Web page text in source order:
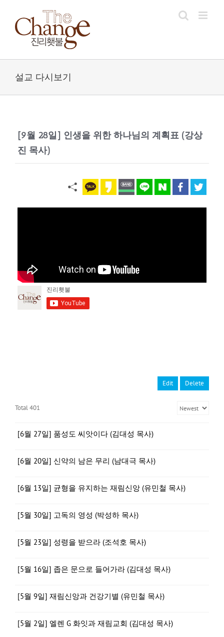
content
설교 다시보기
[9월 28일] 인생을 위한 하나님의 계획표 (강상
진 목사)
Edit Delete
Total 401
[6월 27일] 품성도 씨앗이다 (김대성 목사)
[6월 20일] 신약의 남은 무리 (남대극 목사)
[6월 13일] 균형을 유지하는 재림신앙 (유민철 목사)
[5월 30일] 고독의 영성 (박성하 목사)
[5월 23일] 성령을 받으라 (조석호 목사)
[5월 16일] 좁은 문으로 들어가라 (김대성 목사)
[5월 9일] 재림신앙과 건강기별 (유민철 목사)
[5월 2일] 엘렌 G 화잇과 재림교회 (김대성 목사)